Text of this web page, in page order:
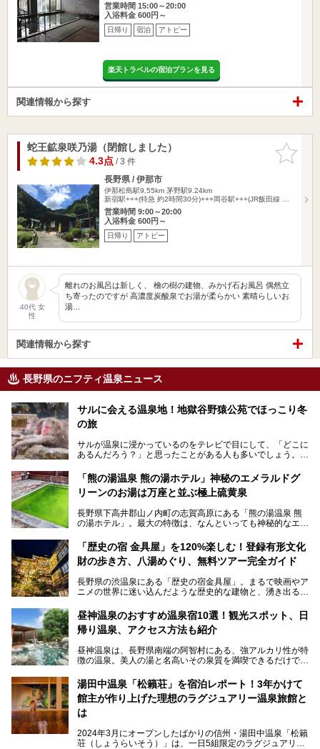
営業時間 15:00～20:00
入浴料金 600円～
日帰り 宿泊 アトピー
楽天トラベルの宿泊プランを見る
関連情報から探す
お気に入
りに追加
蛇王鉱泉咲乃湯（閉館しました）
4.3点/ 3 件
長野県 / 伊那市
伊那松島駅9.55km 茅野駅9.24km
新宿駅+++(特急 約2時間30分)+++岡谷駅+++(JR飯田線 …
営業時間 9:00～20:00
入浴料金 600円～
日帰り アトピー
40代 女
性
離れのお風呂は新しく、 檜の樹の建物、みかげ石お風呂 偶然立
ち寄ったのですが 高濃度炭酸泉でお湯が柔らかい 素晴らしいお
湯…
関連情報から探す
長野県のニフティ温泉ニュース
サルに会える温泉地！地獄谷野猿公苑でほっこり冬
の旅
サルが温泉に浸かっているのをテレビで目にして、「どこに
あるんだろう？」と思ったことがある人も多いでしょう。
この微笑ましい光景は、長野県にある「地獄谷野猿公苑」で
見られるもので、野生のサルが雪景色の中で温泉に浸かる姿
を間近で観察できます。
本記事では、地獄谷野猿公苑の魅力や見どころ、サルと温泉
との関係性、地獄谷周辺の観光スポットについて紹介しま
ので、野生のサルを観察する貴重な自然体験と温泉をあわせ
て楽しみたい人は、ぜひ参考にしてください。
「熊の湯温泉 熊の湯ホテル」神秘のエメラルドグ
リーンのお湯は万座と並ぶ極上硫黄泉
長野県下高井郡山ノ内町の志賀高原にある「熊の湯温泉 熊
の湯ホテル」。最大の特徴は、なんといっても神秘的なエメ
リピートするファンも多い温泉です。冬はスキーと一緒に楽
しみたい極上の温泉を紹介します。
「歴史の宿 金具屋」を120%楽しむ！登録有形文化
財の歩き方、八湯めぐり、無料ツアー完全ガイド
長野県の渋温泉にある「歴史の宿金具屋」。まるで映画やア
ニメの世界に迷い込んだような歴史的な建物と、湧き出る温
を隅々まで楽しみたいですよね。この記事では、金具屋での
滞在を最高の思い出にするための「楽しみ方」を徹底的にご
紹介します！
昼神温泉のおすすめ温泉宿10選！観光スポット、日
帰り温泉、アクセス方法も紹介
昼神温泉は、長野県南端の阿智村にある、強アルカリ性が特
徴の温泉。美人の湯と名高いその泉質を満喫できるだけでな
昼神温泉では、朝市などの観光スポットや、信州名物のおや
きを楽しめるグルメスポットなど、観光を楽しむにはぴった
りの場所が豊富にあります。
この記事では、昼神温泉での滞在を充実させる宿泊施設や日
帰り温泉、見どころ満載の観光・グルメスポットに加え、ア
クセス方法も順に紹介します。
湯田中温泉「松籟荘」を宿泊レポート！3年かけて
館主が作り上げた理想のラグジュアリー温泉旅館と
は
2024年3月にオープンしたばかりの信州・湯田中温泉「松籟
荘（しょうらいそう）」は、一日5組限定のラグジュアリー